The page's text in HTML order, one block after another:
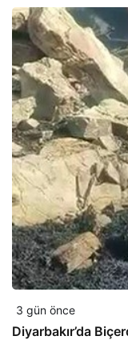
3 gün önce
Diyarbakır’da